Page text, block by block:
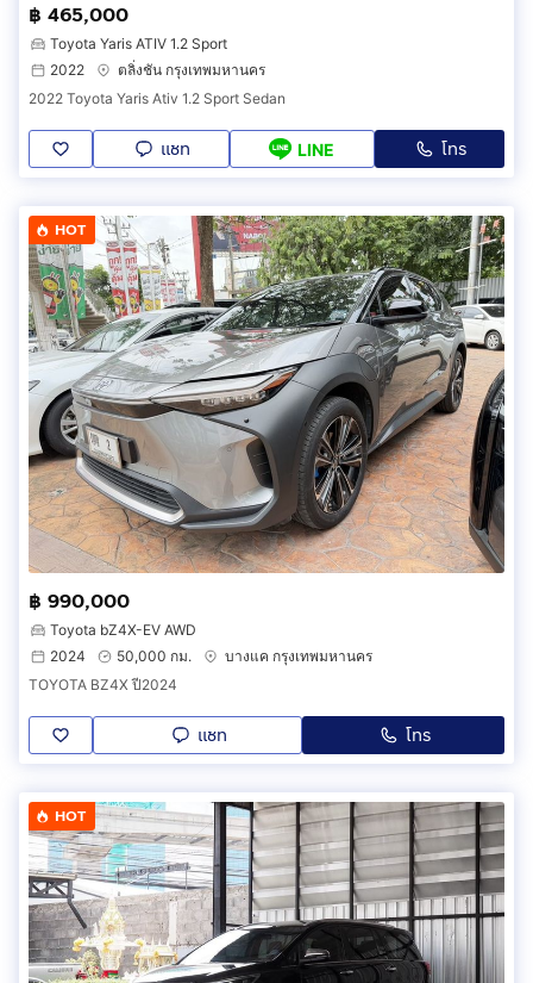
฿ 465,000
Toyota Yaris ATIV 1.2 Sport
2022
ตลิ่งชัน กรุงเทพมหานคร
2022 Toyota Yaris Ativ 1.2 Sport Sedan
แชท LINE โทร
HOT
฿ 990,000
Toyota bZ4X-EV AWD
2024
50,000 กม.
บางแค กรุงเทพมหานคร
TOYOTA BZ4X ปี2024
แชท โทร
HOT